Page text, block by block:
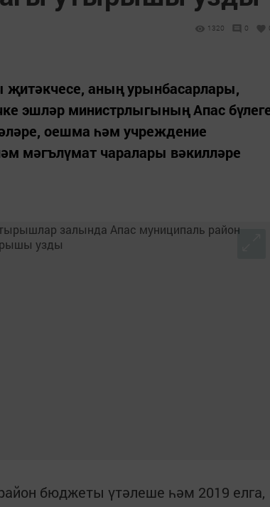
1320 0
аның урынбасарлары,
эшләр министрлыгының Апас
оешма һәм учреждение
мәгълүмат чаралары вәкилләре
бюджеты үтәлеше һәм 2019 елга,